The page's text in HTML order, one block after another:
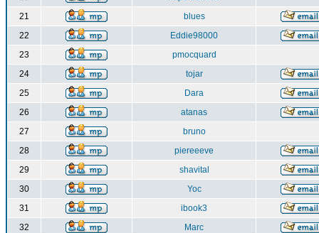
21
blues
22
Eddie98000
23
pmocquard
24
tojar
25
Dara
26
atanas
27
bruno
28
piereeeve
29
shavital
30
Yoc
31
ibook3
32
Marc